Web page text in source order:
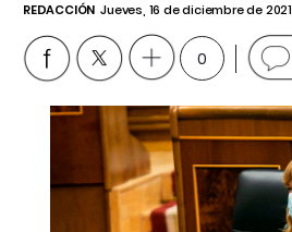
REDACCIÓN Jueves, 16 de diciembre de 2021
0